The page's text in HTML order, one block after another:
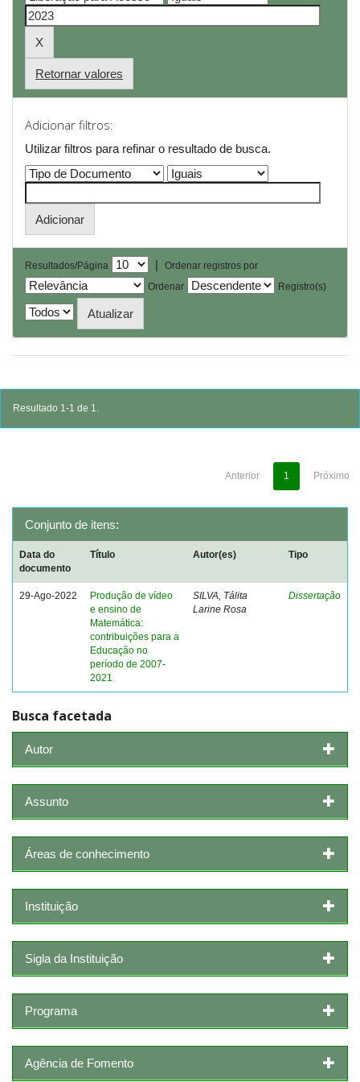
Retornar valores
Adicionar filtros:
Utilizar filtros para refinar o resultado de busca.
Resultados/Página |
Ordenar registros por
Ordenar
Registro(s)
Resultado 1-1 de 1.
Anterior 1 Próximo
Conjunto de itens:
Data do
documento
Título Autor(es) Tipo
29-Ago-2022
Produção de vídeo
e ensino de
Matemática:
contribuições para a
Educação no
período de 2007-
2021
SILVA, Tálita
Larine Rosa
Dissertação
Busca facetada
Autor
Assunto
Áreas de conhecimento
Instituição
Sigla da Instituição
Programa
Agência de Fomento